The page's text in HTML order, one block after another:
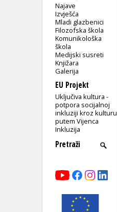
Najave
Izvješća
Mladi glazbenici
Filozofska škola
Komunikološka
škola
Medijski susreti
Knjižara
Galerija
EU Projekt
Uključiva kultura -
potpora socijalnoj
inkluziji kroz kulturu
putem Vijenca
Inkluzija